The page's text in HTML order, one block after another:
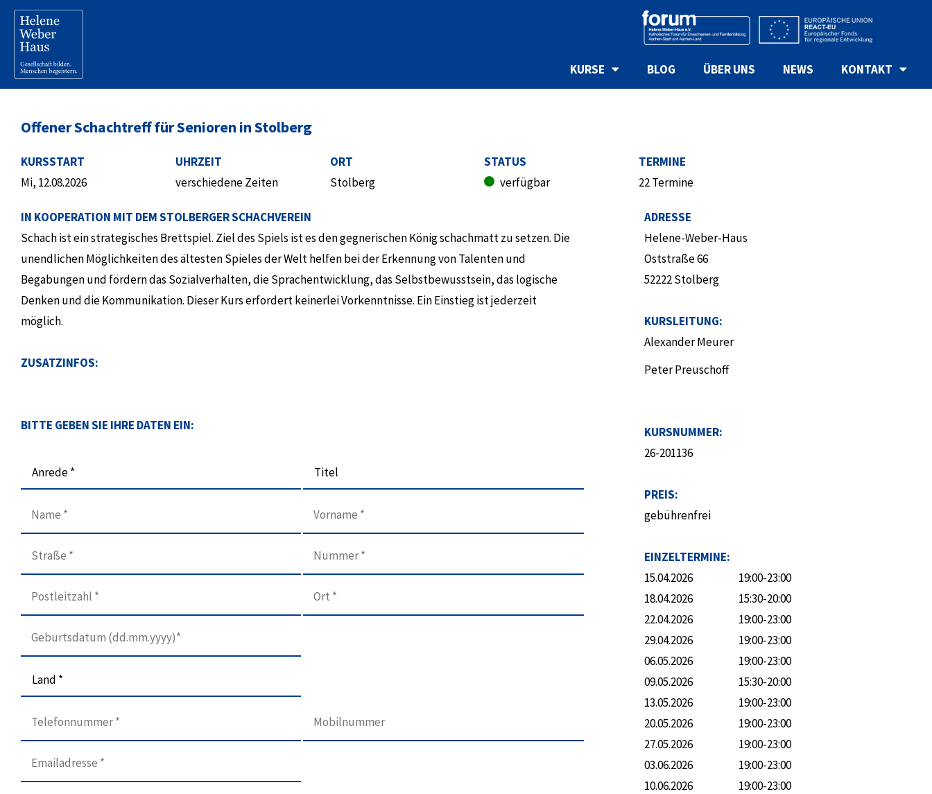
KURSE BLOG ÜBER UNS NEWS KONTAKT
Offener Schachtreff für Senioren in Stolberg
KURSSTART UHRZEIT ORT STATUS
TERMINE
Mi, 12.08.2026
verschiedene Zeiten Stolberg verfügbar 22 Termine
IN KOOPERATION MIT DEM STOLBERGER SCHACHVEREIN
Schach ist ein strategisches Brettspiel. Ziel des Spiels ist es den gegnerischen König schachmatt zu setzen. Die
unendlichen Möglichkeiten des ältesten Spieles der Welt helfen bei der Erkennung von Talenten und
Begabungen und fördern das Sozialverhalten, die Sprachentwicklung, das Selbstbewusstsein, das logische
Denken und die Kommunikation. Dieser Kurs erfordert keinerlei Vorkenntnisse. Ein Einstieg ist jederzeit
möglich.
ZUSATZINFOS:
BITTE GEBEN SIE IHRE DATEN EIN:
Anrede * Titel
Land *
ADRESSE
Helene-Weber-Haus
Oststraße 66
52222 Stolberg
KURSLEITUNG:
Alexander Meurer
Peter Preuschoff
KURSNUMMER:
26-201136
PREIS:
gebührenfrei
EINZELTERMINE:
15.04.2026
19:00-23:00
18.04.2026
15:30-20:00
22.04.2026
19:00-23:00
29.04.2026
19:00-23:00
06.05.2026
19:00-23:00
09.05.2026
15:30-20:00
13.05.2026
19:00-23:00
20.05.2026
19:00-23:00
27.05.2026
19:00-23:00
03.06.2026
19:00-23:00
10.06.2026
19:00-23:00